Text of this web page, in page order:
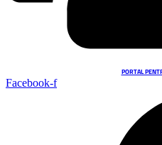
PORTAL
Facebook-f